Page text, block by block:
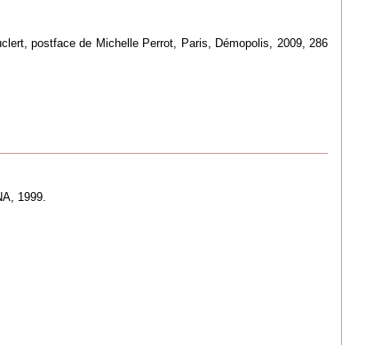
postface de Michelle Perrot, Paris, Démopolis, 2009, 286
1999.